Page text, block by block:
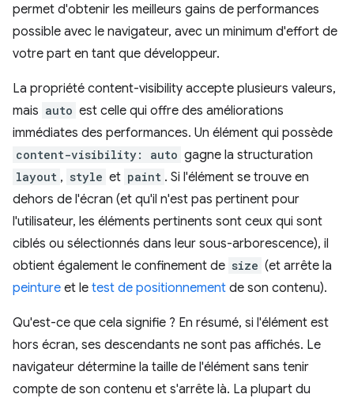
permet d'obtenir les meilleurs gains de performances
possible avec le navigateur, avec un minimum d'effort de
votre part en tant que développeur.
La propriété content-visibility accepte plusieurs valeurs,
mais auto est celle qui offre des améliorations
immédiates des performances. Un élément qui possède
content-visibility: auto gagne la structuration
layout , style et paint . Si l'élément se trouve en
dehors de l'écran (et qu'il n'est pas pertinent pour
l'utilisateur, les éléments pertinents sont ceux qui sont
ciblés ou sélectionnés dans leur sous-arborescence), il
obtient également le confinement de size (et arrête la
peinture et le test de positionnement de son contenu).
Qu'est-ce que cela signifie ? En résumé, si l'élément est
hors écran, ses descendants ne sont pas affichés. Le
navigateur détermine la taille de l'élément sans tenir
compte de son contenu et s'arrête là. La plupart du